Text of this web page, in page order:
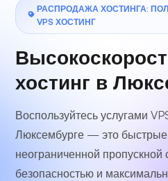
РАСПРОДАЖА ХОСТИНГА:
VPS ХОСТИНГ
хостинг в
Воспользуйтесь услугами
Люксембурге — это
неограниченной
безопасностью и